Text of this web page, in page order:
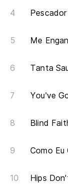
Me
Tanta
You've
Blind
Como Eu
Hips